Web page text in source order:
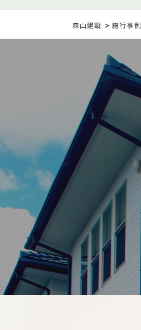
森山建設 > 施行事例